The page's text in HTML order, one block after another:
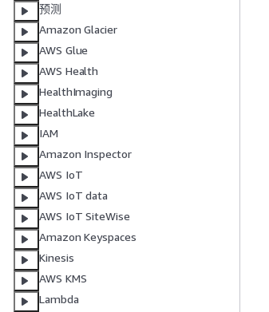
预测
Amazon Glacier
AWS Glue
AWS Health
HealthImaging
HealthLake
IAM
Amazon Inspector
AWS IoT
AWS IoT data
AWS IoT SiteWise
Amazon Keyspaces
Kinesis
AWS KMS
Lambda